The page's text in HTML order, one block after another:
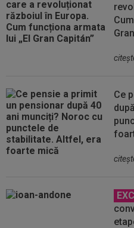
Ce